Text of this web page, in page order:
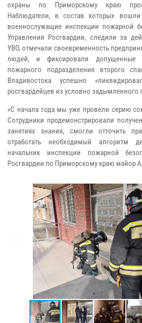
охраны по Приморскому краю
Наблюдатели, в состав которых
военнослужащие инспекции пожарной
Управления Росгвардии, следили за
УВО, отмечали своевременность
людей, и фиксировали допущенные
пожарного подразделения второго
Владивостока успешно
росгвардейцев из условно
«С начала года мы уже провели серию
Сотрудники продемонстрировали
занятиях знания, смогли отточить
отработать необходимый алгоритм
начальник инспекции пожарной
Росгвардии по Приморскому краю майор